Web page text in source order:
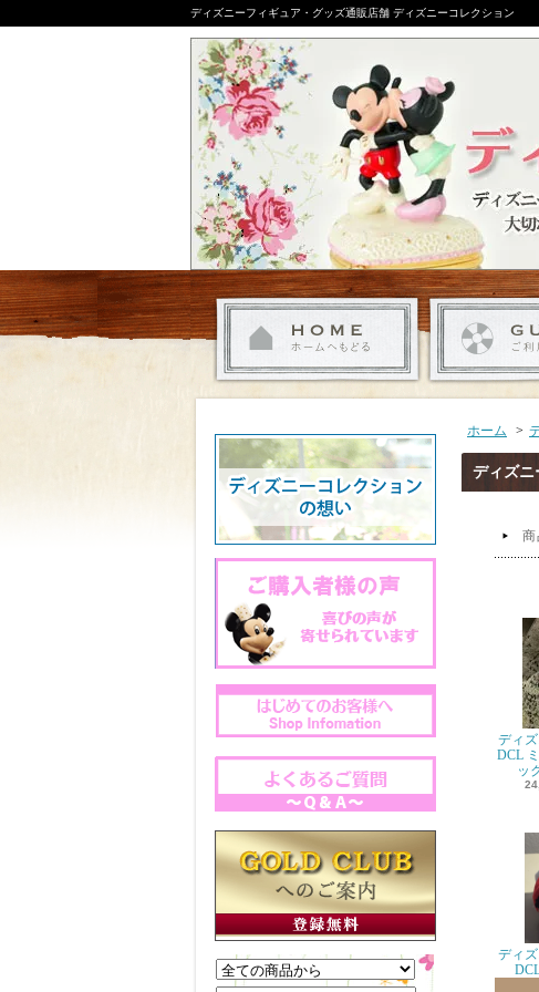
ディズニーフィギュア・グッズ通販店舗 ディズニーコレクション
ホーム >
ディズニ
ディ
DCL
ッ
ディ